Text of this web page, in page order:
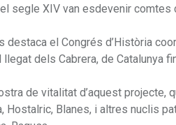
segle XIV van esdevenir
destaca el Congrés d’Història
dels Cabrera, de Catalunya
de vitalitat d’aquest
Hostalric, Blanes, i altres nuclis